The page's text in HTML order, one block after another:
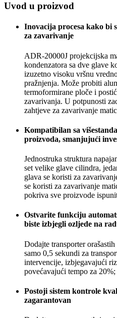
Uvod u proizvod
Inovacija procesa kako bi
za zavarivanje
ADR-20000J projekcijska
kondenzatora sa dve glave
izuzetno visoku vršnu
pražnjenja. Može probiti
termoformirane ploče i
zavarivanja. U potpunosti
zahtjeve za zavarivanje
Kompatibilan sa
proizvoda, smanjujući
Jednostruka struktura
set velike glave cilindra,
glava se koristi za
se koristi za zavarivanje
pokriva sve proizvode
Ostvarite funkciju
biste izbjegli ozljede na
Dodajte transporter
samo 0,5 sekundi za
intervencije, izbjegavajući
povećavajući tempo za 20%;
Postoji sistem kontrole
zagarantovan